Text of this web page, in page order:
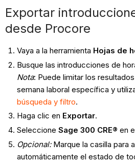
Exportar
desde Procore
Vaya a la herramienta Hojas de
Busque las introducciones de
Nota: Puede limitar los
semana laboral específica y
búsqueda y filtro.
Haga clic en Exportar.
Seleccione Sage 300 CRE® en
Opcional: Marque la casilla para
automáticamente el estado de